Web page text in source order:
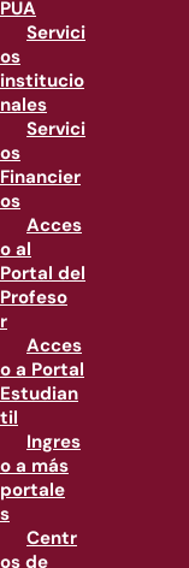
PUA
Servici
os
institucio
nales
Servici
os
Financier
os
Acces
o al
Portal del
Profeso
r
Acces
o a Portal
Estudian
til
Ingres
o a más
portale
s
Centr
os de